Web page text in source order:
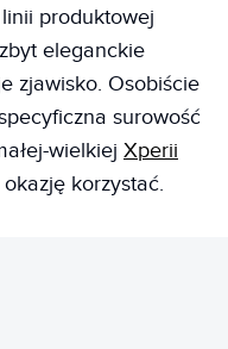
produktowej
eleganckie
zjawisko. Osobiście
surowość
wielkiej Xperii
korzystać.